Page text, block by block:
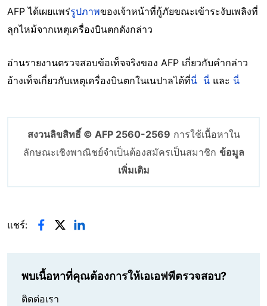
AFP ได้เผยแพร่รูปภาพของเจ้าหน้าที่กู้ภัยขณะเข้าระงับเพลิงที่
ลุกไหม้จากเหตุเครื่องบินตกดังกล่าว
อ่านรายงานตรวจสอบข้อเท็จจริงของ AFP เกี่ยวกับคำกล่าว
อ้างเท็จเกี่ยวกับเหตุเครื่องบินตกในเนปาลได้ที่นี่ นี่ และ นี่
สงวนลิขสิทธิ์ © AFP 2560-2569 การใช้เนื้อหาใน
ลักษณะเชิงพาณิชย์จำเป็นต้องสมัครเป็นสมาชิก ข้อมูล
เพิ่มเติม
แชร์:
พบเนื้อหาที่คุณต้องการให้เอเอฟพีตรวจสอบ?
ติดต่อเรา